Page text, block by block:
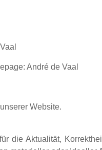
André de Vaal
Website.
die Aktualität,